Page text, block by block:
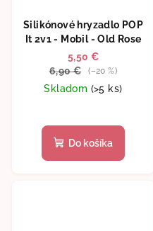
Silikónové hryzadlo POP
It 2v1 - Mobil - Old Rose
5,50 €
6,90 €
(–20 %)
Skladom (>5 ks)
Do košíka